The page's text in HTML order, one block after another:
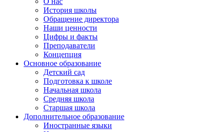
История школы
Обращение директора
Наши ценности
Цифры и факты
Преподаватели
Концепция
Основное образование
Детский сад
Подготовка к школе
Начальная школа
Средняя школа
Старшая школа
Дополнительное образование
Иностранные языки